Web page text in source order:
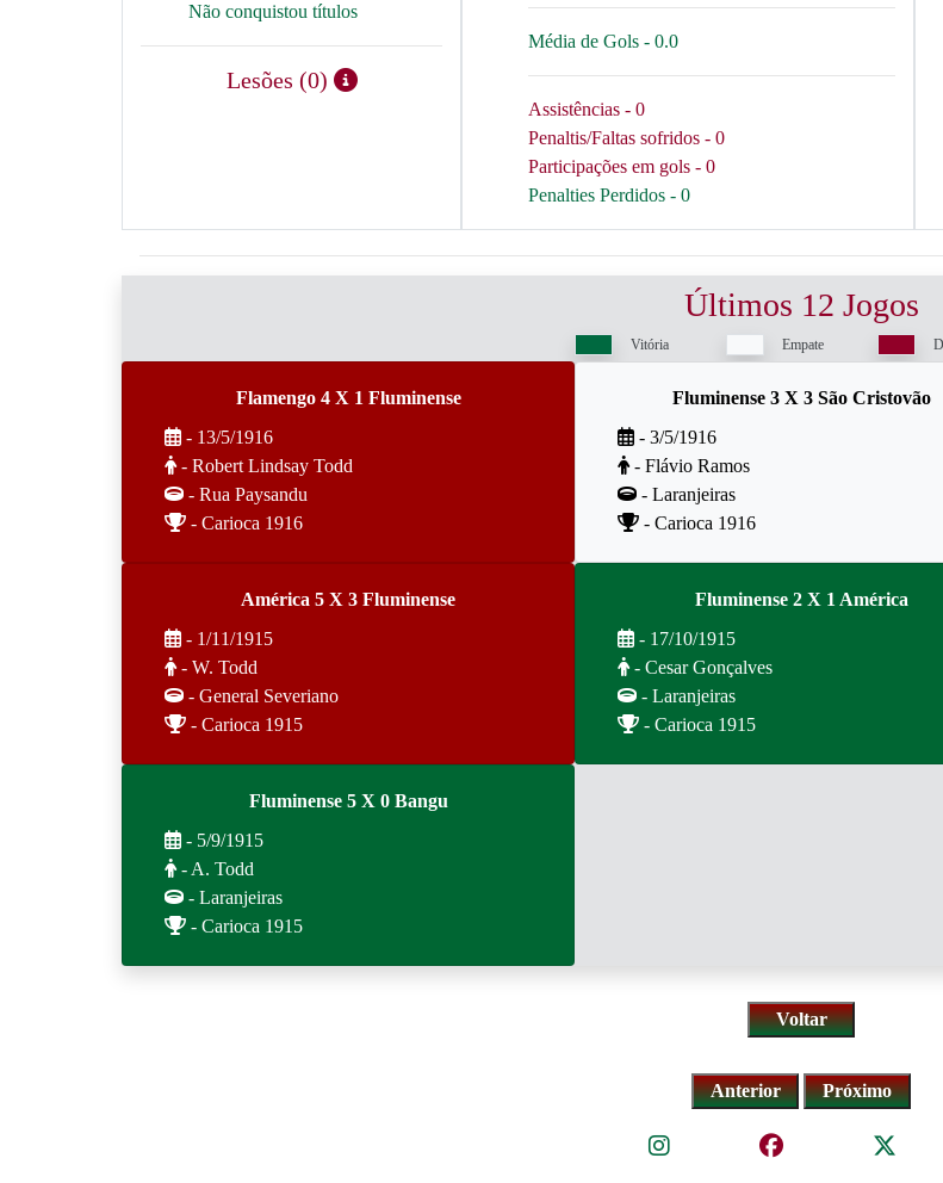
Não conquistou títulos
Lesões (0)
Média de Gols - 0.0
Assistências - 0
Penaltis/Faltas sofridos - 0
Participações em gols - 0
Penalties Perdidos - 0
Últimos 12 Jogos
Vitória Empate
Flamengo 4 X 1 Fluminense
- 13/5/1916
- Robert Lindsay Todd
- Rua Paysandu
- Carioca 1916
Fluminense 3 X 3 São Cristovão
- 3/5/1916
- Flávio Ramos
- Laranjeiras
- Carioca 1916
América 5 X 3 Fluminense
- 1/11/1915
- W. Todd
- General Severiano
- Carioca 1915
Fluminense 2 X 1 América
- 17/10/1915
- Cesar Gonçalves
- Laranjeiras
- Carioca 1915
Fluminense 5 X 0 Bangu
- 5/9/1915
- A. Todd
- Laranjeiras
- Carioca 1915